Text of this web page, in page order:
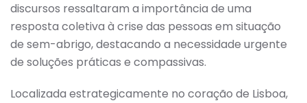
discursos ressaltaram a importância de uma
resposta coletiva à crise das pessoas em situação
de sem-abrigo, destacando a necessidade urgente
de soluções práticas e compassivas.
Localizada estrategicamente no coração de Lisboa,